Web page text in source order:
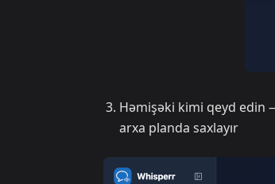
Həmişəki kimi qeyd edin
arxa planda saxlayır